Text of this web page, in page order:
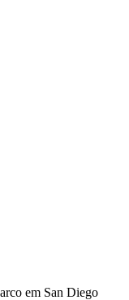
em San Diego